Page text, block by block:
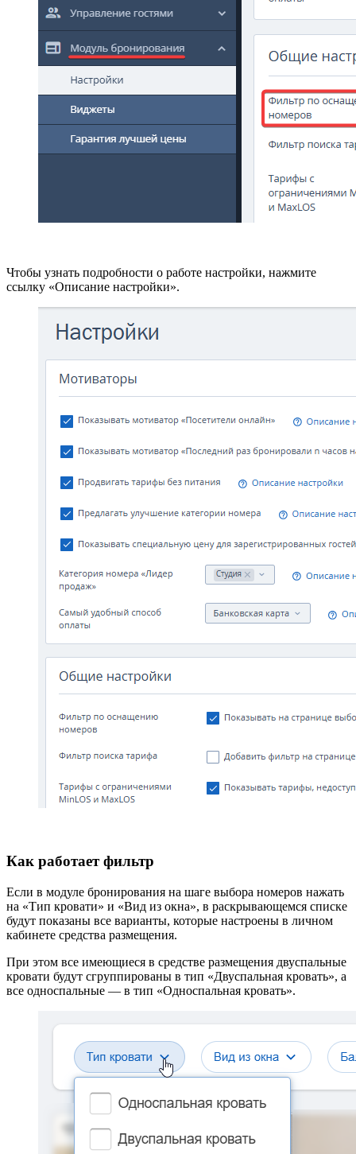
Чтобы узнать подробности о работе настройки, нажмите
ссылку «Описание настройки».
Как работает фильтр
Если в модуле бронирования на шаге выбора номеров нажать
на «Тип кровати» и «Вид из окна», в раскрывающемся списке
будут показаны все варианты, которые настроены в личном
кабинете средства размещения.
При этом все имеющиеся в средстве размещения двуспальные
кровати будут сгруппированы в тип «Двуспальная кровать», а
все односпальные — в тип «Односпальная кровать».